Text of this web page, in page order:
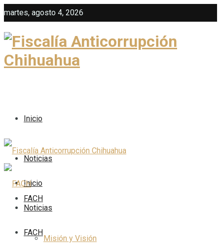
martes, agosto 4, 2026
Inicio
Noticias
FACH
Misión y Visión
Inicio
Noticias
FACH